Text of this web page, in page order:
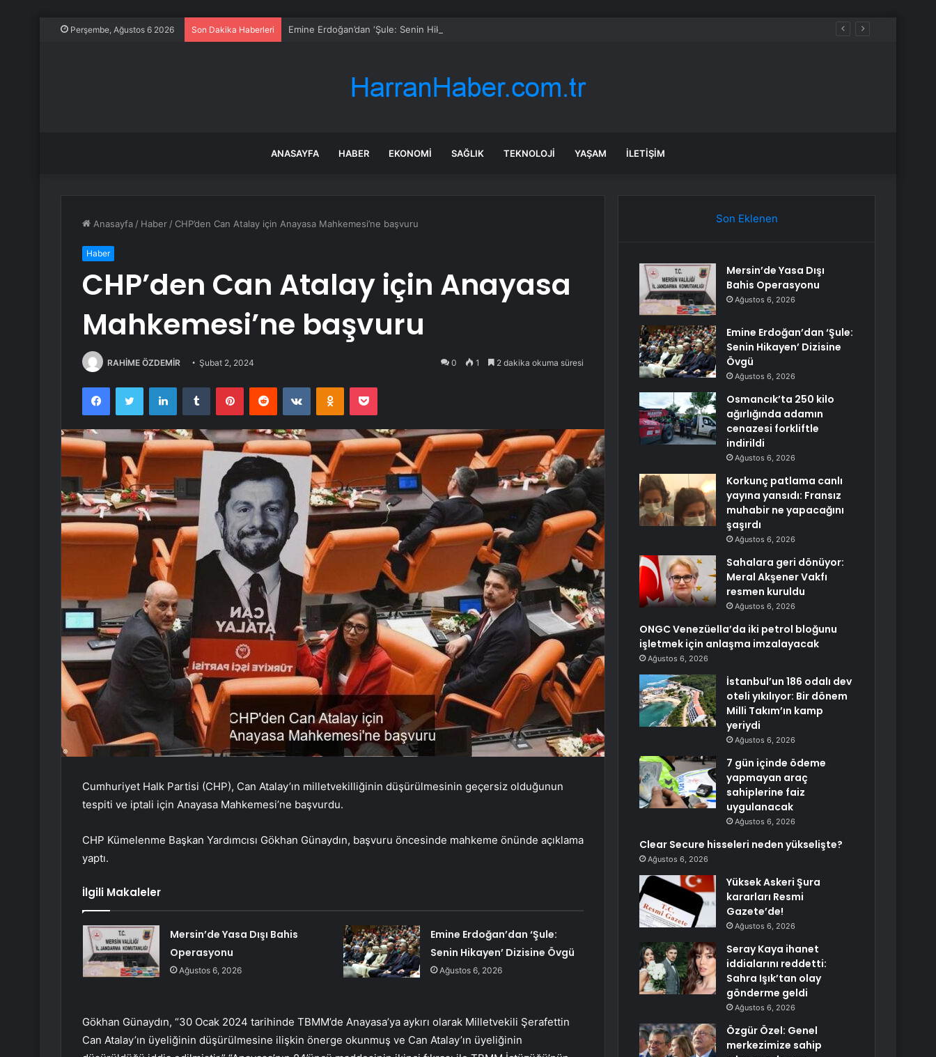
Perşembe, Ağustos 6 2026 Son Dakika Haberleri Emine Erdoğan’dan ‘Şule: Senin Hikayen’ Dizisine Övgü
ANASAYFA HABER EKONOMI SAĞLIK TEKNOLOJI YAŞAM İLETIŞIM
Anasayfa / Haber / CHP’den Can Atalay için Anayasa Mahkemesi’ne başvuru
Haber
CHP’den Can Atalay için Anayasa
Mahkemesi’ne başvuru
RAHİME ÖZDEMİR Şubat 2, 2024 0 1 2 dakika okuma süresi
FacebookTwitter LinkedInTumblr PinterestReddit VKontakteOdnoklassniki
Pocket
Cumhuriyet Halk Partisi (CHP), Can Atalay’ın milletvekilliğinin düşürülmesinin geçersiz olduğunun
tespiti ve iptali için Anayasa Mahkemesi’ne başvurdu.
CHP Kümelenme Başkan Yardımcısı Gökhan Günaydın, başvuru öncesinde mahkeme önünde açıklama
yaptı.
İlgili Makaleler
Mersin’de Yasa Dışı Bahis
Operasyonu
Ağustos 6, 2026
Emine Erdoğan’dan ‘Şule:
Senin Hikayen’ Dizisine Övgü
Ağustos 6, 2026
Gökhan Günaydın, “30 Ocak 2024 tarihinde TBMM’de Anayasa’ya aykırı olarak Milletvekili Şerafettin
Can Atalay’ın üyeliğinin düşürülmesine ilişkin önerge okunmuş ve Can Atalay’ın üyeliğinin
Son Eklenen
Mersin’de Yasa Dışı
Bahis Operasyonu
Ağustos 6, 2026
Emine Erdoğan’dan ‘Şule:
Senin Hikayen’ Dizisine
Övgü
Ağustos 6, 2026
Osmancık’ta 250 kilo
ağırlığında adamın
cenazesi forkliftle
indirildi
Ağustos 6, 2026
Korkunç patlama canlı
yayına yansıdı: Fransız
muhabir ne yapacağını
şaşırdı
Ağustos 6, 2026
Sahalara geri dönüyor:
Meral Akşener Vakfı
resmen kuruldu
Ağustos 6, 2026
ONGC Venezüella’da iki petrol bloğunu
işletmek için anlaşma imzalayacak
Ağustos 6, 2026
İstanbul’un 186 odalı dev
oteli yıkılıyor: Bir dönem
Milli Takım’ın kamp
yeriydi
Ağustos 6, 2026
7 gün içinde ödeme
yapmayan araç
sahiplerine faiz
uygulanacak
Ağustos 6, 2026
Clear Secure hisseleri neden yükselişte?
Ağustos 6, 2026
Yüksek Askeri Şura
kararları Resmi
Gazete’de!
Ağustos 6, 2026
Seray Kaya ihanet
iddialarını reddetti:
Sahra Işık’tan olay
gönderme geldi
Ağustos 6, 2026
Özgür Özel: Genel
merkezimize sahip